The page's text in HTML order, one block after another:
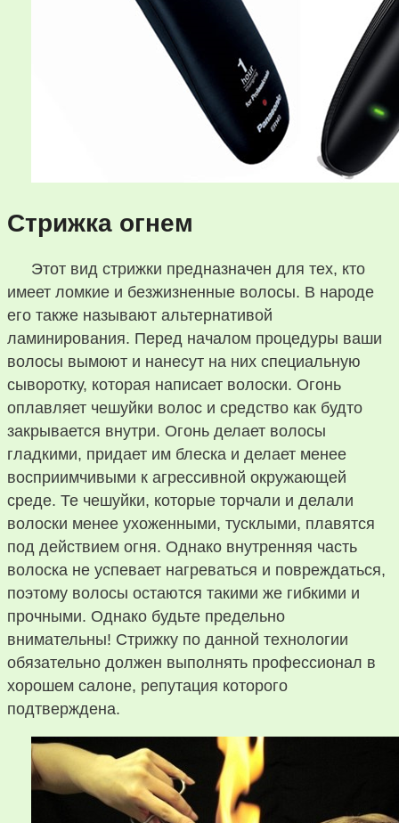
Стрижка огнем
Этот вид стрижки предназначен для тех, кто
имеет ломкие и безжизненные волосы. В народе
его также называют альтернативой
ламинирования. Перед началом процедуры ваши
волосы вымоют и нанесут на них специальную
сыворотку, которая написает волоски. Огонь
оплавляет чешуйки волос и средство как будто
закрывается внутри. Огонь делает волосы
гладкими, придает им блеска и делает менее
восприимчивыми к агрессивной окружающей
среде. Те чешуйки, которые торчали и делали
волоски менее ухоженными, тусклыми, плавятся
под действием огня. Однако внутренняя часть
волоска не успевает нагреваться и повреждаться,
поэтому волосы остаются такими же гибкими и
прочными. Однако будьте предельно
внимательны! Стрижку по данной технологии
обязательно должен выполнять профессионал в
хорошем салоне, репутация которого
подтверждена.